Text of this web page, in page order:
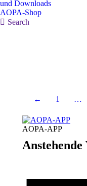
und Downloads
AOPA-Shop
Search:
Search
← 1 …
AOPA-APP